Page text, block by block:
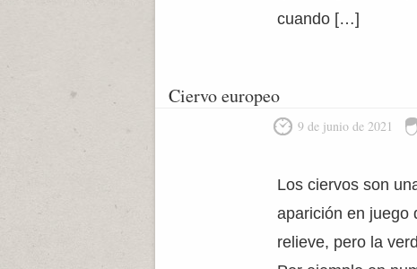
cuando […]
Ciervo europeo
9 de junio de 2021
Los ciervos son
aparición en juego
relieve, pero la